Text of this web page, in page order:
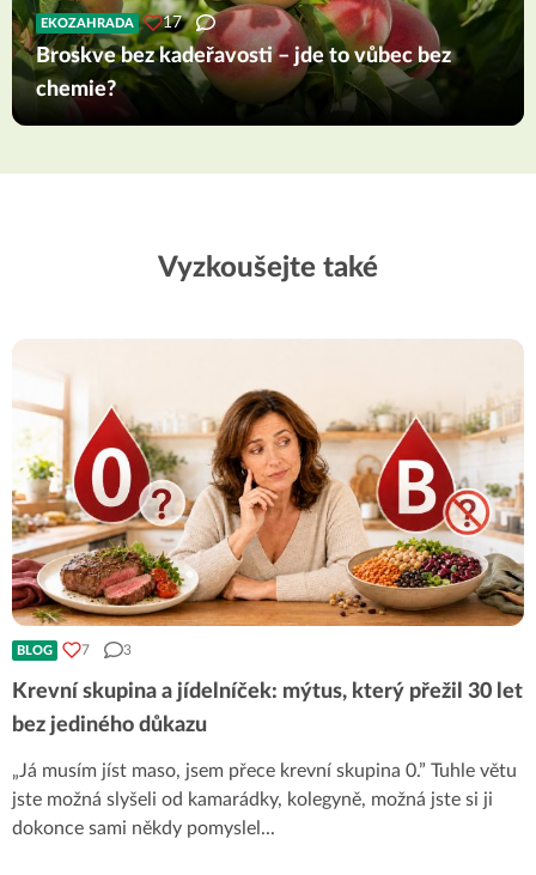
EKOZAHRADA 17
Broskve bez kadeřavosti – jde to vůbec bez
chemie?
Vyzkoušejte také
BLOG 7 3
Krevní skupina a jídelníček: mýtus, který přežil 30 let
bez jediného důkazu
„Já musím jíst maso, jsem přece krevní skupina 0.” Tuhle větu
jste možná slyšeli od kamarádky, kolegyně, možná jste si ji
dokonce sami někdy pomyslel ...